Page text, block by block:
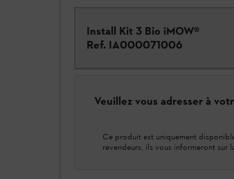
Install Kit 3 Bio iMOW®
Ref. IA000071006
Veuillez vous adresser à
Ce produit est uniquement
revendeurs, ils vous informeront sur